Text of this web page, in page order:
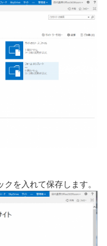
を入れて保存します。